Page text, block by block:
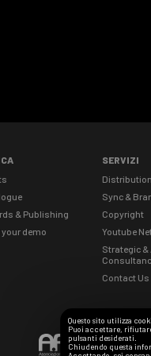
& Publishing
your demo
SERVIZI
Distribution
Sync &
Copyright
Youtube
Strategic
Contact Us
Questo sito utilizza
Puoi accettare,
pulsanti desiderati.
Chiudendo questa